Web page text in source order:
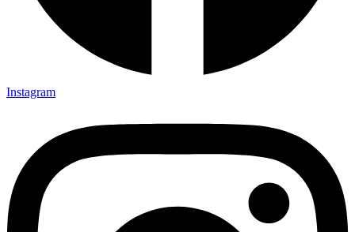
Instagram